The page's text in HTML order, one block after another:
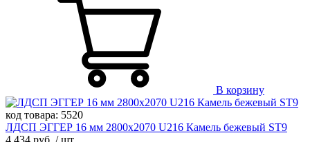
В корзину
код товара: 5520
ЛДСП ЭГГЕР 16 мм 2800х2070 U216 Камель бежевый ST9
4 434 руб. / шт.